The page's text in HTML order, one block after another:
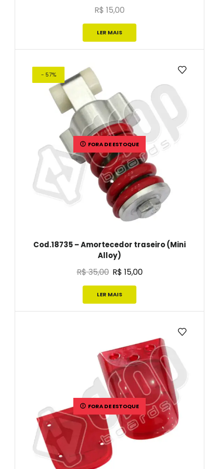
R$ 15,00
LER MAIS
- 57%
FORA DE ESTOQUE
Cod.18735 – Amortecedor traseiro (Mini
Alloy)
R$35,00 R$ 15,00
LER MAIS
FORA DE ESTOQUE